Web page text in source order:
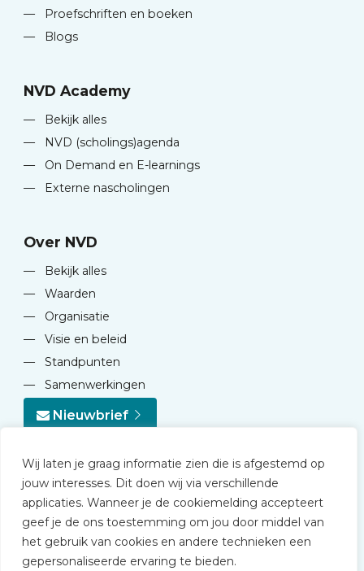
Wij laten je graag informatie zien die is afgestemd op
jouw interesses. Dit doen wij via verschillende
applicaties. Wanneer je de cookiemelding accepteert
geef je de ons toestemming om jou door middel van
het gebruik van cookies en andere technieken een
gepersonaliseerde ervaring te bieden.
—
Proefschriften en boeken
—
Blogs
NVD Academy
—
Bekijk alles
—
NVD (scholings)agenda
—
On Demand en E-learnings
—
Externe nascholingen
Over NVD
—
Bekijk alles
—
Waarden
—
Organisatie
—
Visie en beleid
—
Standpunten
—
Samenwerkingen
Nieuwbrief
© 2026 NVD
Privacy statement
Disclaimer